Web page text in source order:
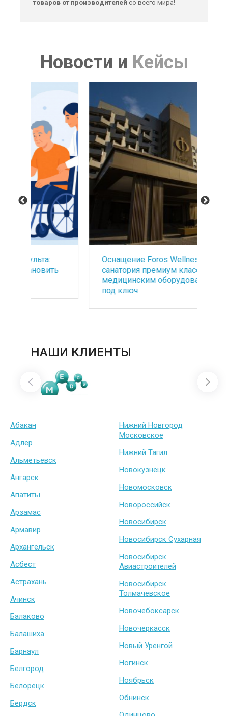
товаров от производителей со всего мира!
Новости и Кейсы
Оснащение Foros Wellness&Park -
санатория премиум класса
медицинским оборудованием
НАШИ КЛИЕНТЫ
Абакан
Адлер
Альметьевск
Ангарск
Апатиты
Арзамас
Армавир
Архангельск
Асбест
Астрахань
Ачинск
Балаково
Балашиха
Барнаул
Белгород
Белорецк
Бердск
Нижний Новгород
Московское
Нижний Тагил
Новокузнецк
Новомосковск
Новороссийск
Новосибирск
Новосибирск Сухарная
Новосибирск
Авиастроителей
Новосибирск
Толмачевское
Новочебоксарск
Новочеркасск
Новый Уренгой
Ногинск
Ноябрьск
Обнинск